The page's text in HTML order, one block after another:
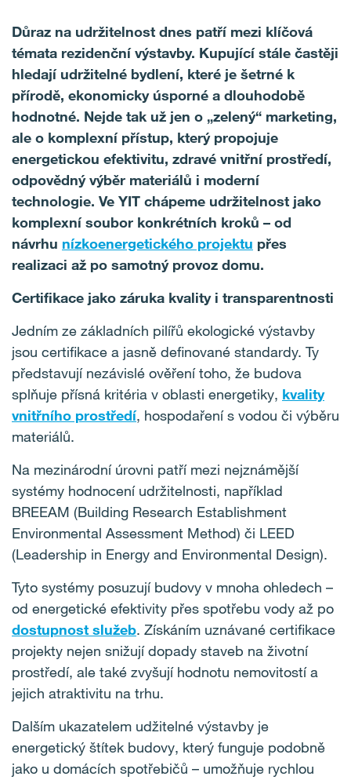
Důraz na udržitelnost dnes patří mezi klíčová
témata rezidenční výstavby. Kupující stále častěji
hledají udržitelné bydlení, které je šetrné k
přírodě, ekonomicky úsporné a dlouhodobě
hodnotné. Nejde tak už jen o „zelený“ marketing,
ale o komplexní přístup, který propojuje
energetickou efektivitu, zdravé vnitřní prostředí,
odpovědný výběr materiálů i moderní
technologie. Ve YIT chápeme udržitelnost jako
komplexní soubor konkrétních kroků – od
návrhu nízkoenergetického projektu přes
realizaci až po samotný provoz domu.
Certifikace jako záruka kvality i transparentnosti
Jedním ze základních pilířů ekologické výstavby
jsou certifikace a jasně definované standardy. Ty
představují nezávislé ověření toho, že budova
splňuje přísná kritéria v oblasti energetiky, kvality
vnitřního prostředí, hospodaření s vodou či výběru
materiálů.
Na mezinárodní úrovni patří mezi nejznámější
systémy hodnocení udržitelnosti, například
BREEAM (Building Research Establishment
Environmental Assessment Method) či LEED
(Leadership in Energy and Environmental Design).
Tyto systémy posuzují budovy v mnoha ohledech –
od energetické efektivity přes spotřebu vody až po
dostupnost služeb. Získáním uznávané certifikace
projekty nejen snižují dopady staveb na životní
prostředí, ale také zvyšují hodnotu nemovitostí a
jejich atraktivitu na trhu.
Dalším ukazatelem udžitelné výstavby je
energetický štítek budovy, který funguje podobně
jako u domácích spotřebičů – umožňuje rychlou